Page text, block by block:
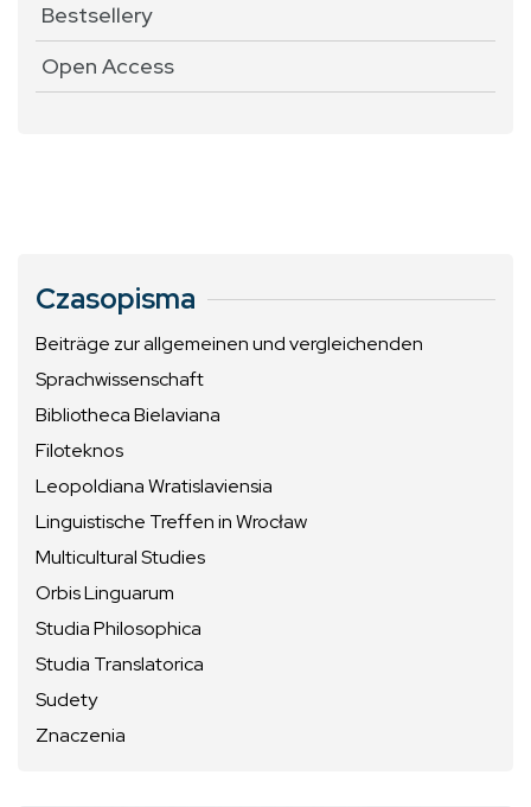
Bestsellery
Open Access
Czasopisma
Beiträge zur allgemeinen und vergleichenden
Sprachwissenschaft
Bibliotheca Bielaviana
Filoteknos
Leopoldiana Wratislaviensia
Linguistische Treffen in Wrocław
Multicultural Studies
Orbis Linguarum
Studia Philosophica
Studia Translatorica
Sudety
Znaczenia